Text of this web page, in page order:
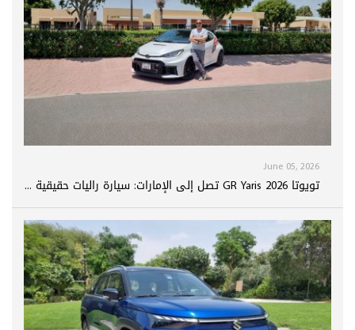
June 05, 2026
تويوتا GR Yaris 2026 تصل إلى الإمارات: سيارة راليات حقيقية ...